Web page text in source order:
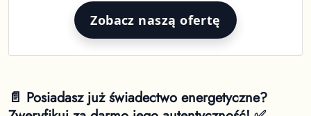
Zobacz naszą ofertę
📄 Posiadasz już świadectwo energetyczne?